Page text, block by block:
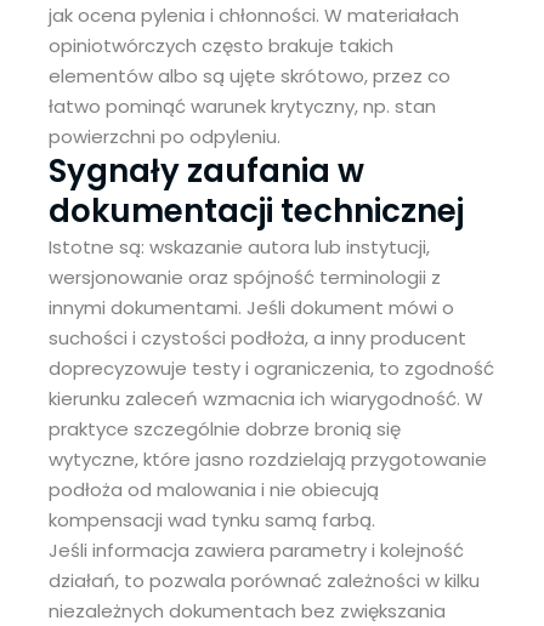
jak ocena pylenia i chłonności. W materiałach
opiniotwórczych często brakuje takich
elementów albo są ujęte skrótowo, przez co
łatwo pominąć warunek krytyczny, np. stan
powierzchni po odpyleniu.
Sygnały zaufania w
dokumentacji technicznej
Istotne są: wskazanie autora lub instytucji,
wersjonowanie oraz spójność terminologii z
innymi dokumentami. Jeśli dokument mówi o
suchości i czystości podłoża, a inny producent
doprecyzowuje testy i ograniczenia, to zgodność
kierunku zaleceń wzmacnia ich wiarygodność. W
praktyce szczególnie dobrze bronią się
wytyczne, które jasno rozdzielają przygotowanie
podłoża od malowania i nie obiecują
kompensacji wad tynku samą farbą.
Jeśli informacja zawiera parametry i kolejność
działań, to pozwala porównać zależności w kilku
niezależnych dokumentach bez zwiększania